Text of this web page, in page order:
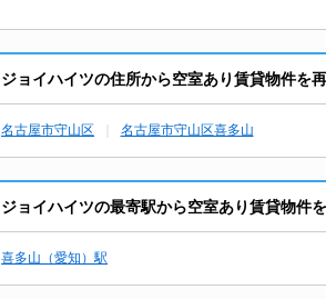
ジョイハイツの住所から空室あり賃貸物件を
名古屋市守山区 名古屋市守山区喜多山
ジョイハイツの最寄駅から空室あり賃貸物件
喜多山（愛知）駅